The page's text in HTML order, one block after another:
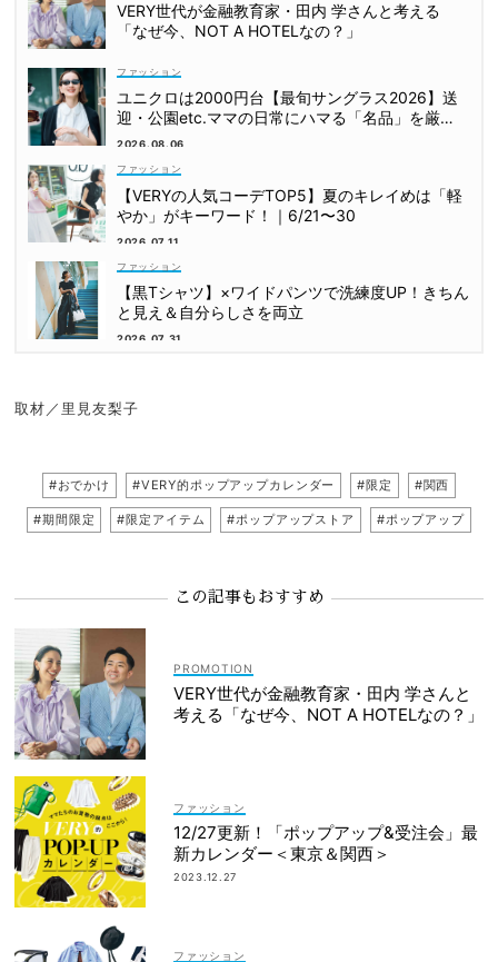
VERY世代が金融教育家・田内 学さんと考える
「なぜ今、NOT A HOTELなの？」
ファッション
ユニクロは2000円台【最旬サングラス2026】送
迎・公園etc.ママの日常にハマる「名品」を厳
選！
2026.08.06
ファッション
【VERYの人気コーデTOP5】夏のキレイめは「軽
やか」がキーワード！｜6/21〜30
2026.07.11
ファッション
【黒Tシャツ】×ワイドパンツで洗練度UP！きちん
と見え＆自分らしさを両立
2026.07.31
取材／里見友梨子
#おでかけ #VERY的ポップアップカレンダー #限定 #関西
#期間限定 #限定アイテム #ポップアップストア #ポップアップ
この記事もおすすめ
VERY世代が金融教育家・田内 学さんと
考える「なぜ今、NOT A HOTELなの？」
ファッション
12/27更新！「ポップアップ&受注会」最
新カレンダー＜東京＆関西＞
2023.12.27
ファッション